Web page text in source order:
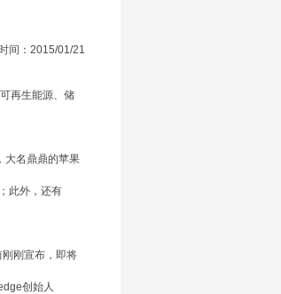
间：2015/01/21
再生能源、储
名鼎鼎的苹果
此外，还有
刚宣布，即将
创始人